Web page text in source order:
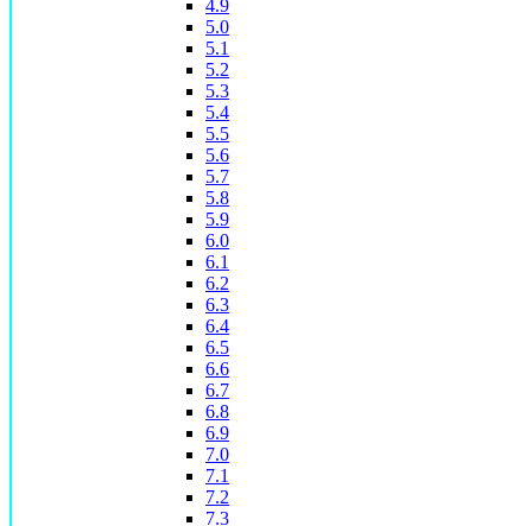
4.9
5.0
5.1
5.2
5.3
5.4
5.5
5.6
5.7
5.8
5.9
6.0
6.1
6.2
6.3
6.4
6.5
6.6
6.7
6.8
6.9
7.0
7.1
7.2
7.3